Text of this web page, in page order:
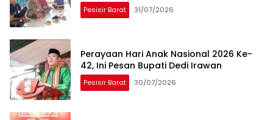
Pesisir Barat 31/07/2026
Perayaan Hari Anak Nasional 2026 Ke-
42, Ini Pesan Bupati Dedi Irawan
Pesisir Barat 30/07/2026